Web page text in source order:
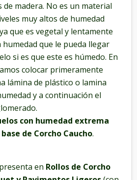
madera. No es un material
muy altos de humedad
que es vegetal y lentamente
que le pueda llegar
si es que este es húmedo. En
colocar primeramente
lámina de plástico o lamina
y a continuación el
con humedad extrema
base de Corcho Caucho.
en Rollos de Corcho